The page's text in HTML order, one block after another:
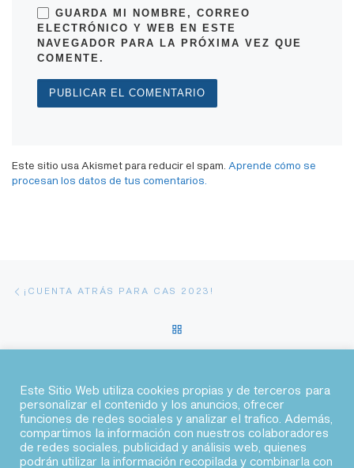
GUARDA MI NOMBRE, CORREO
ELECTRÓNICO Y WEB EN ESTE
NAVEGADOR PARA LA PRÓXIMA VEZ QUE
COMENTE.
Este sitio usa Akismet para reducir el spam. Aprende cómo se
procesan los datos de tus comentarios.
¡CUENTA ATRÁS PARA CAS 2023!
© 2026 · Agile Spain
fab fa-linkedin
fab fa-twitter
fab fa-slack
fab fa-youtube
Este Sitio Web utiliza cookies propias y de terceros para
personalizar el contenido y los anuncios, ofrecer
funciones de redes sociales y analizar el trafico. Además,
compartimos la información con nuestros colaboradores
de redes sociales, publicidad y análisis web, quienes
podrán utilizar la información recopilada y combinarla con